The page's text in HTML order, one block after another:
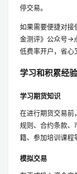
停交易。
如果需要便捷对
金测评》公众号→
低费率开户，省心
学习和积累经验
学习期货知识
在进行期货交易前
规则、合约条款、
籍、参加培训课程
模拟交易